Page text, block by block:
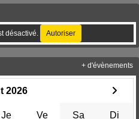
désactivé. Autoriser
2026
Je Ve Sa Di
+ d'évènements